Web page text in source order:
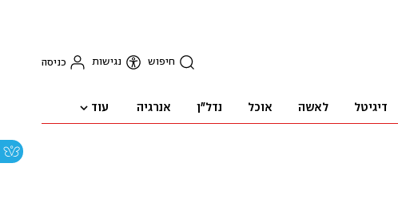
חיפוש נגישות כניסה
דיגיטל לאשה אוכל נדל"ן אנרגיה עוד